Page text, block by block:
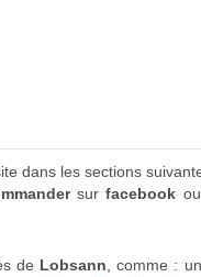
dans les sections
surfacebook
de Lobsann , comme :